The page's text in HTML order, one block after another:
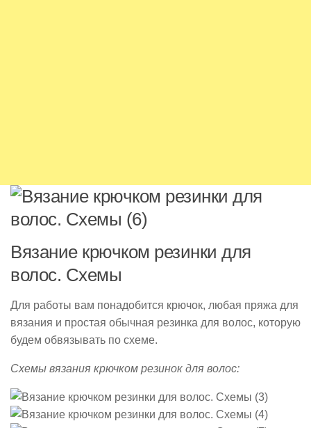
Вязание крючком резинки для
волос. Схемы
Для работы вам понадобится крючок, любая пряжа для
вязания и простая обычная резинка для волос, которую
будем обвязывать по схеме.
Схемы вязания крючком резинок для волос: